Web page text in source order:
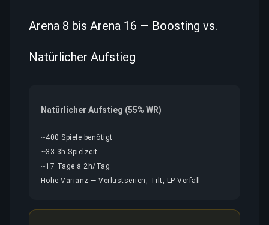
Arena 8 bis Arena 16 — Boosting vs.
Natürlicher Aufstieg
Natürlicher Aufstieg (55% WR)
~400 Spiele benötigt
~33.3h Spielzeit
~17 Tage à 2h/Tag
Hohe Varianz — Verlustserien, Tilt, LP-Verfall